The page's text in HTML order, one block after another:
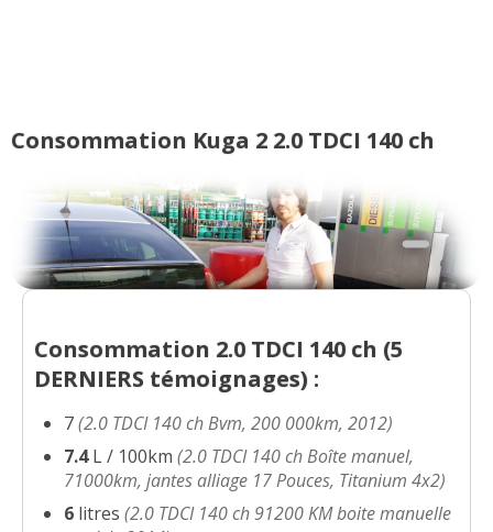
08/20
2.0 TDCI 140 ch 91200 KM boite
manuelle model( 1 )
Consommation Kuga 2 2.0 TDCI 140 ch
Consommation 2.0 TDCI 140 ch (5
DERNIERS témoignages) :
7(2.0 TDCI 140 ch Bvm, 200 000km, 2012)
7.4L / 100km(2.0 TDCI 140 ch Boîte manuel,
71000km, jantes alliage 17 Pouces, Titanium 4x2)
6 litres(2.0 TDCI 140 ch 91200 KM boite manuelle